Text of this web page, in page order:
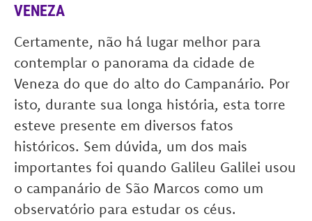
VENEZA
Certamente, não há lugar melhor para
contemplar o panorama da cidade de
Veneza do que do alto do Campanário. Por
isto, durante sua longa história, esta torre
esteve presente em diversos fatos
históricos. Sem dúvida, um dos mais
importantes foi quando Galileu Galilei usou
o campanário de São Marcos como um
observatório para estudar os céus.